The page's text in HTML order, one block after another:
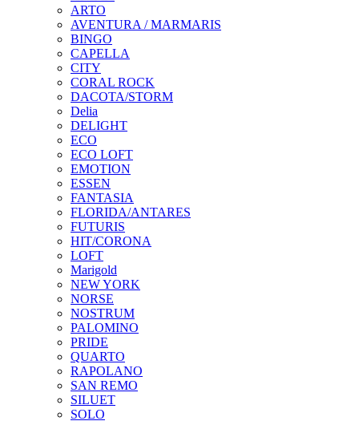
ARTO
AVENTURA / MARMARIS
BINGO
CAPELLA
CITY
CORAL ROCK
DACOTA/STORM
Delia
DELIGHT
ECO
ECO LOFT
EMOTION
ESSEN
FANTASIA
FLORIDA/ANTARES
FUTURIS
HIT/CORONA
LOFT
Marigold
NEW YORK
NORSE
NOSTRUM
PALOMINO
PRIDE
QUARTO
RAPOLANO
SAN REMO
SILUET
SOLO